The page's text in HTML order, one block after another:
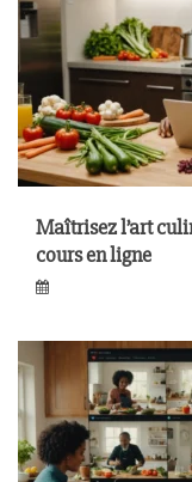
Maîtrisez l’art
cours en ligne